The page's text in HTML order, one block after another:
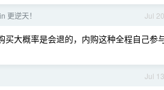
Jul 20
更逆天！
大概率是会退的，内购这种全程自己参
Jul 13